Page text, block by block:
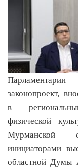
законопроект,
в
физической
Мурманской
инициаторами
областной Думы